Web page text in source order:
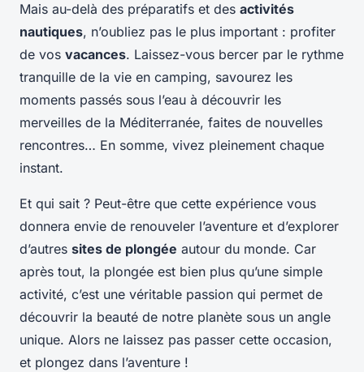
Mais au-delà des préparatifs et des activités
nautiques, n’oubliez pas le plus important : profiter
de vos vacances. Laissez-vous bercer par le rythme
tranquille de la vie en camping, savourez les
moments passés sous l’eau à découvrir les
merveilles de la Méditerranée, faites de nouvelles
rencontres… En somme, vivez pleinement chaque
instant.
Et qui sait ? Peut-être que cette expérience vous
donnera envie de renouveler l’aventure et d’explorer
d’autres sites de plongée autour du monde. Car
après tout, la plongée est bien plus qu’une simple
activité, c’est une véritable passion qui permet de
découvrir la beauté de notre planète sous un angle
unique. Alors ne laissez pas passer cette occasion,
et plongez dans l’aventure !